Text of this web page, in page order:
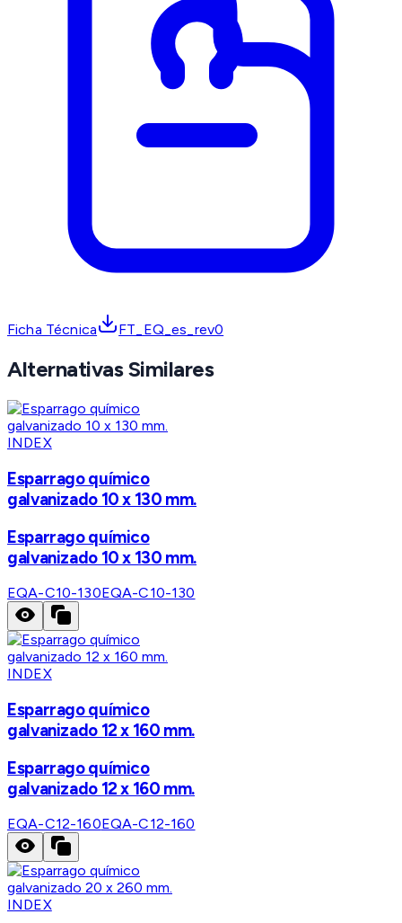
Ficha Técnica FT_EQ_es_rev0
Alternativas Similares
INDEX
Esparrago químico
galvanizado 10 x 130 mm.
Esparrago químico
galvanizado 10 x 130 mm.
EQA-C10-130EQA-C10-130
INDEX
Esparrago químico
galvanizado 12 x 160 mm.
Esparrago químico
galvanizado 12 x 160 mm.
EQA-C12-160EQA-C12-160
INDEX